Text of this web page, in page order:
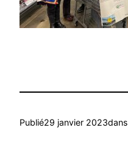
Publié29 janvier 2023dans